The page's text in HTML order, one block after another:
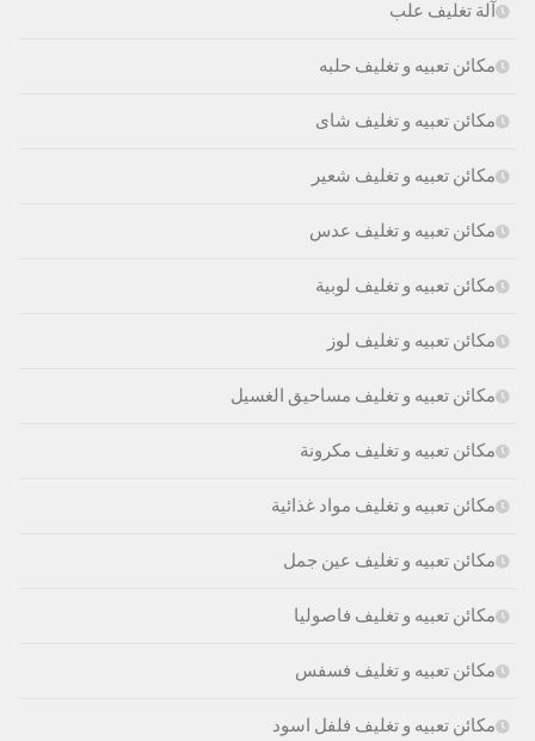
آلة تغليف علب
مكائن تعبيه و تغليف حلبه
مكائن تعبيه و تغليف شاى
مكائن تعبيه و تغليف شعير
مكائن تعبيه و تغليف عدس
مكائن تعبيه و تغليف لوبية
مكائن تعبيه و تغليف لوز
مكائن تعبيه و تغليف مساحيق الغسيل
مكائن تعبيه و تغليف مكرونة
مكائن تعبيه و تغليف مواد غذائية
مكائن تعبيه و تغليف عين جمل
مكائن تعبيه و تغليف فاصوليا
مكائن تعبيه و تغليف فسفس
مكائن تعبيه و تغليف فلفل اسود